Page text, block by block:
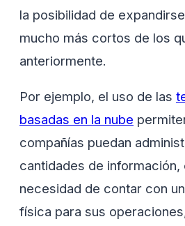
la posibilidad de
mucho más cortos de los
anteriormente.
Por ejemplo, el uso de las
basadas en la nube
compañías puedan
cantidades de información,
necesidad de contar con
física para sus